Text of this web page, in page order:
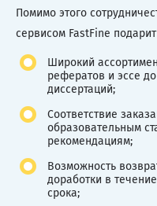
Помимо этого
сервисом FastFine
Широкий
рефератов и эссе
диссертаций;
Соответствие
образовательным
рекомендациям;
Возможность
доработки в
срока;